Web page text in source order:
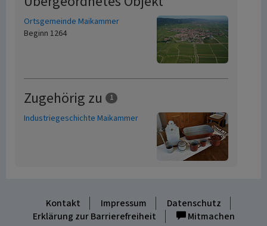
Ortsgemeinde Maikammer
Beginn 1264
Zugehörig zu 1
Industriegeschichte Maikammer
Kontakt Impressum
Datenschutz
Erklärung zur Barrierefreiheit
Mitmachen